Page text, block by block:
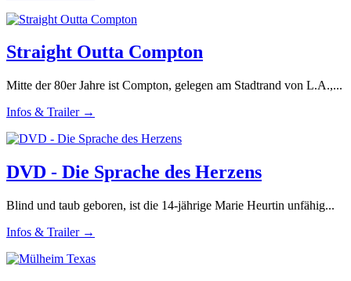
Straight Outta Compton
Mitte der 80er Jahre ist Compton, gelegen am Stadtrand von L.A.,...
Infos & Trailer →
DVD - Die Sprache des Herzens
Blind und taub geboren, ist die 14-jährige Marie Heurtin unfähig...
Infos & Trailer →